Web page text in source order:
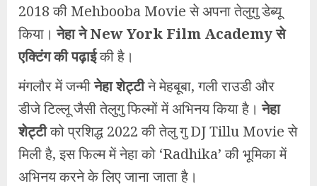
2018 की Mehbooba Movie से अपना तेलुगु डेब्यू
किया।नेहाने New York Film Academy से
एक्टिंग की पढ़ाईकी है।
मंगलौर में जन्मीनेहा शेट्टीने मेहबूबा, गली राउडी और
डीजे टिल्लू जैसी तेलुगु फिल्मों में अभिनय किया है।नेहा
शेट्टीको प्रशिद्ध 2022 की तेलु गु DJ Tillu Movie से
मिली है, इस फिल्म में नेहा को ‘Radhika’ की भूमिका में
अभिनय करने के लिए जाना जाता है।